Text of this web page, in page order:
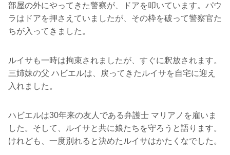
部屋の外にやってきた警察が、ドアを叩いています。パウ
ラはドアを押さえていましたが、その枠を破って警察官た
ちが入ってきました。
ルイサも一時は拘束されましたが、すぐに釈放されます。
三姉妹の父 ハビエルは、戻ってきたルイサを自宅に迎え
入れました。
ハビエルは30年来の友人である弁護士 マリアノを雇いま
した。そして、ルイサと共に娘たちを守ろうと語ります。
けれども、一度別れると決めたルイサはかたくなでした。